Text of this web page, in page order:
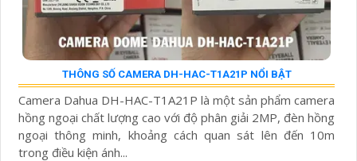
THÔNG SỐ CAMERA DH-HAC-T1A21P NỔI BẬT
Camera Dahua DH-HAC-T1A21P là một sản phẩm camera
hồng ngoại chất lượng cao với độ phân giải 2MP, đèn hồng
ngoại thông minh, khoảng cách quan sát lên đến 10m
trong điều kiện ánh...